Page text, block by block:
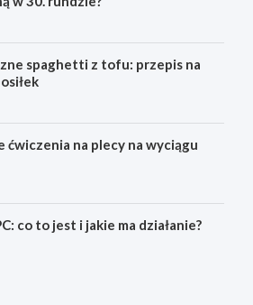
spaghetti z tofu: przepis na
ćwiczenia na plecy na wyciągu
co to jest i jakie ma działanie?